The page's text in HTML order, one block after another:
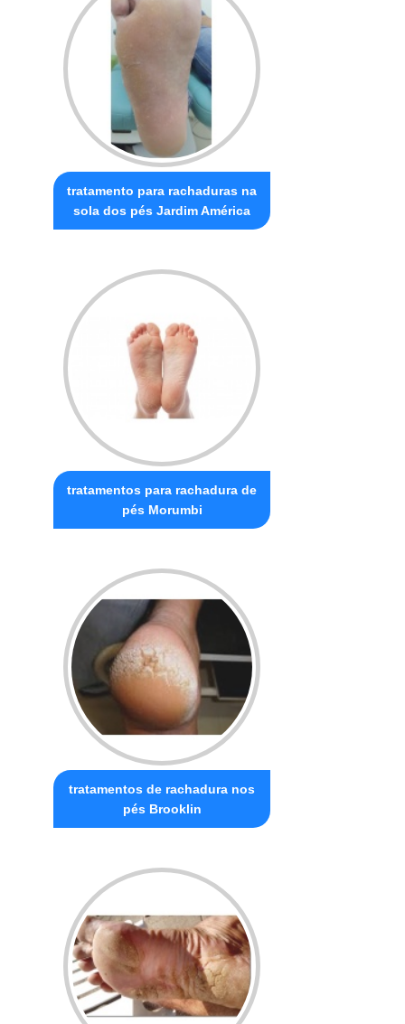
tratamento para rachaduras na
sola dos pés Jardim América
tratamentos para rachadura de
pés Morumbi
tratamentos de rachadura nos
pés Brooklin